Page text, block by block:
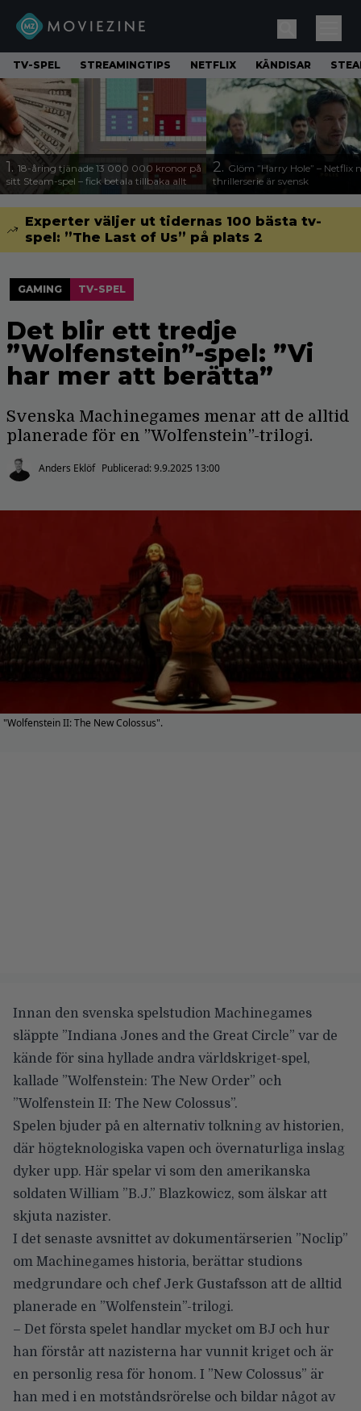
TV-SPEL STREAMINGTIPS NETFLIX KÄNDISAR
1. 18-åring tjänade 13 000 000 kronor på
sitt Steam-spel – fick betala tillbaka allt
2. Glöm ”Harry Hole” – Netflix
thrillerserie är svensk
Experter väljer ut tidernas 100 bästa tv-
spel: ”The Last of Us” på plats 2
GAMING TV-SPEL
Det blir ett tredje
”Wolfenstein”-spel: ”Vi
har mer att berätta”
Svenska Machinegames menar att de alltid
planerade för en ”Wolfenstein”-trilogi.
Anders Eklöf Publicerad:9.9.2025 13:00
"Wolfenstein II: The New Colossus".
Innan den svenska spelstudion Machinegames
släppte ”Indiana Jones and the Great Circle” var de
kände för sina hyllade andra världskriget-spel,
kallade ”Wolfenstein: The New Order” och
”Wolfenstein II: The New Colossus”.
Spelen bjuder på en alternativ tolkning av historien,
där högteknologiska vapen och övernaturliga inslag
dyker upp. Här spelar vi som den amerikanska
soldaten William ”B.J.” Blazkowicz, som älskar att
skjuta nazister.
I det senaste avsnittet av dokumentärserien ”Noclip”
om Machinegames historia, berättar studions
medgrundare och chef Jerk Gustafsson att de alltid
planerade en ”Wolfenstein”-trilogi.
– Det första spelet handlar mycket om BJ och hur
han förstår att nazisterna har vunnit kriget och är
en personlig resa för honom. I ”New Colossus” är
han med i en motståndsrörelse och bildar något av